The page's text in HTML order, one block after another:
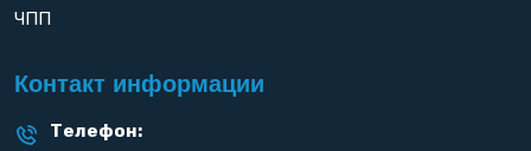
ЧПП
Контакт информации
Телефон: